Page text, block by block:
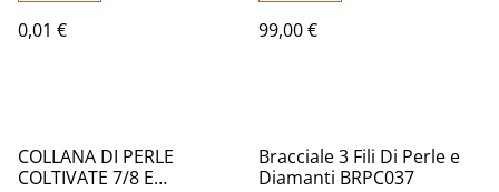
0,01 € 99,00 €
COLLANA DI PERLE
COLTIVATE 7/8 E
%
Bracciale 3 Fili Di Perle e
Diamanti BRPC037